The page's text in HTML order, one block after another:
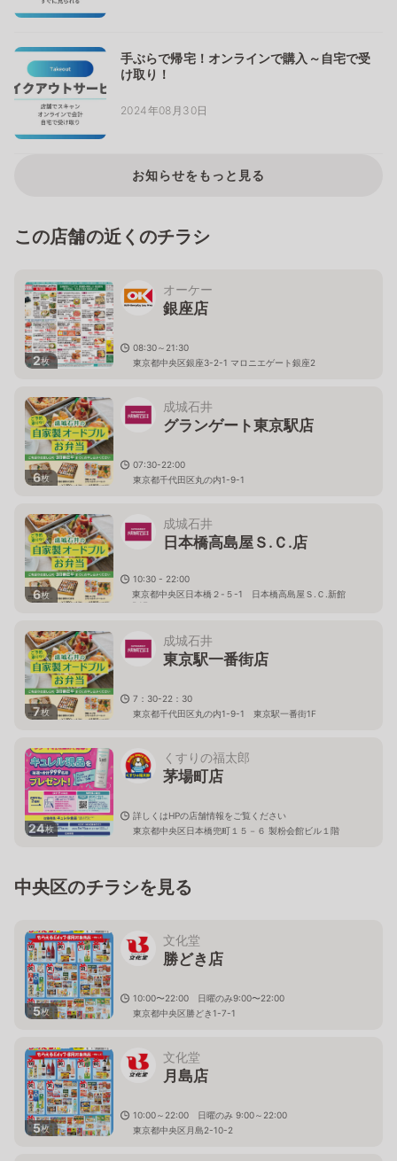
手ぶらで帰宅！オンラインで購入～自宅で受
け取り！
2024年08月30日
お知らせをもっと見る
この店舗の近くのチラシ
2枚
オーケー
銀座店
08:30～21:30
東京都中央区銀座3-2-1 マロニエゲート銀座2
6枚
成城石井
グランゲート東京駅店
07:30-22:00
東京都千代田区丸の内1-9-1
6枚
成城石井
日本橋高島屋Ｓ.Ｃ.店
10:30 - 22:00
東京都中央区日本橋２-５-1 日本橋高島屋Ｓ.Ｃ.新館
B1F
7枚
成城石井
東京駅一番街店
7：30-22：30
東京都千代田区丸の内1-9-1 東京駅一番街1F
24枚
くすりの福太郎
茅場町店
詳しくはHPの店舗情報をご覧ください
東京都中央区日本橋兜町１５－６ 製粉会館ビル１階
中央区のチラシを見る
5枚
文化堂
勝どき店
10:00〜22:00 日曜のみ9:00〜22:00
東京都中央区勝どき1-7-1
5枚
文化堂
月島店
10:00～22:00 日曜のみ 9:00～22:00
東京都中央区月島2-10-2